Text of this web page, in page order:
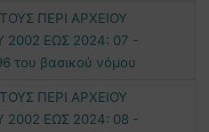
ΠΕΡΙ ΑΡΧΕΙΟΥ
ΕΩΣ 2024: 07 -
του βασικού νόμου
ΠΕΡΙ ΑΡΧΕΙΟΥ
ΕΩΣ 2024: 08 -